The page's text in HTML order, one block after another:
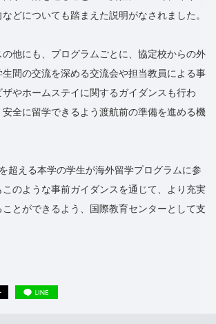
どについても踏まえた説明がなされました。
他にも、プログラムごとに、協定校からの外
間の交流を深める交流会や担当教員による事
やホームステイに関するガイダンスも行わ
全に留学できるよう渡航前の準備を進める機
超える本学の学生が海外留学プログラムに参
のような事前ガイダンスを通じて、より充実
とができるよう、国際教育センターとして支